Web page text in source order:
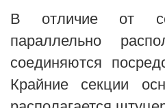
В отличие от
параллельно
соединяются
Крайние секции